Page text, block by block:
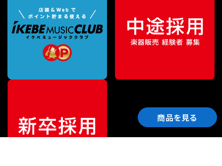
商品を見る